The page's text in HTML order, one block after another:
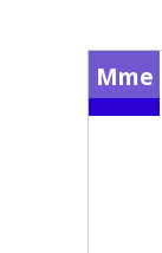
Mme